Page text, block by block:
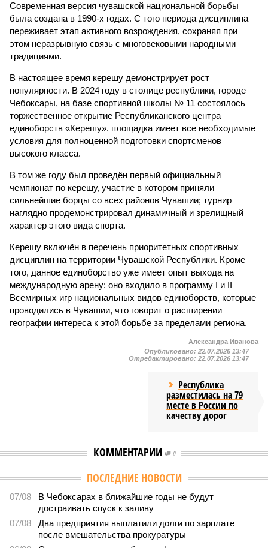
Современная версия чувашской национальной борьбы
была создана в 1990-х годах. С того периода дисциплина
переживает этап активного возрождения, сохраняя при
этом неразрывную связь с многовековыми народными
традициями.
В настоящее время керешу демонстрирует рост
популярности. В 2024 году в столице республики, городе
Чебоксары, на базе спортивной школы № 11 состоялось
торжественное открытие Республиканского центра
единоборств «Керешу». площадка имеет все необходимые
условия для полноценной подготовки спортсменов
высокого класса.
В том же году был проведён первый официальный
чемпионат по керешу, участие в котором приняли
сильнейшие борцы со всех районов Чувашии; турнир
наглядно продемонстрировал динамичный и зрелищный
характер этого вида спорта.
Керешу включён в перечень приоритетных спортивных
дисциплин на территории Чувашской Республики. Кроме
того, данное единоборство уже имеет опыт выхода на
международную арену: оно входило в программу I и II
Всемирных игр национальных видов единоборств, которые
проводились в Чувашии, что говорит о расширении
географии интереса к этой борьбе за пределами региона.
Александра Иванова
Опубликовано: 22.07.2026 13:47
Отредактировано: 22.07.2026 13:47
Республика
разместилась на 79
месте в России по
качеству дорог
КОММЕНТАРИИ 0
ПОСЛЕДНИЕ НОВОСТИ
07/08
В Чебоксарах в ближайшие годы не будут
достраивать спуск к заливу
07/08
Два предприятия выплатили долги по зарплате
после вмешательства прокуратуры